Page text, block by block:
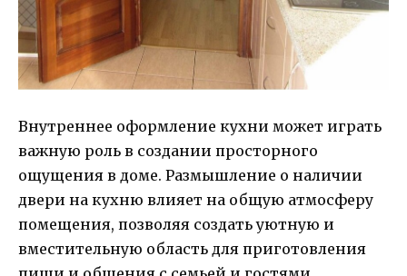
Внутреннее оформление кухни может играть
важную роль в создании просторного
ощущения в доме. Размышление о наличии
двери на кухню влияет на общую атмосферу
помещения, позволяя создать уютную и
вместительную область для приготовления